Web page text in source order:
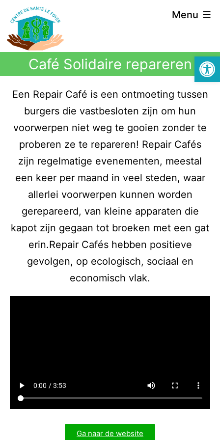
Menu
Café Solidaire repareren
Een Repair Café is een ontmoeting tussen
burgers die vastbesloten zijn om hun
voorwerpen niet weg te gooien zonder te
proberen ze te repareren! Repair Cafés
zijn regelmatige evenementen, meestal
een keer per maand in veel steden, waar
allerlei voorwerpen kunnen worden
gerepareerd, van kleine apparaten die
kapot zijn gegaan tot broeken met een gat
erin.Repair Cafés hebben positieve
gevolgen, op ecologisch, sociaal en
economisch vlak.
Ga naar de website